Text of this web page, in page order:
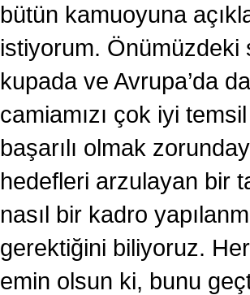
bütün kamuoyuna
istiyorum. Önümüzdeki
kupada ve Avrupa’da
camiamızı çok iyi
başarılı olmak
hedefleri arzulayan bir
nasıl bir kadro
gerektiğini biliyoruz.
emin olsun ki, bunu